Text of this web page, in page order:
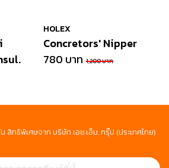
HOLEX
Concretors' Nipper
780 บาท 1,200 บาท
สิทธิพิเศษจาก บริษัท เอช.เอ็ม. กรุ๊ป (ประเทศไทย)